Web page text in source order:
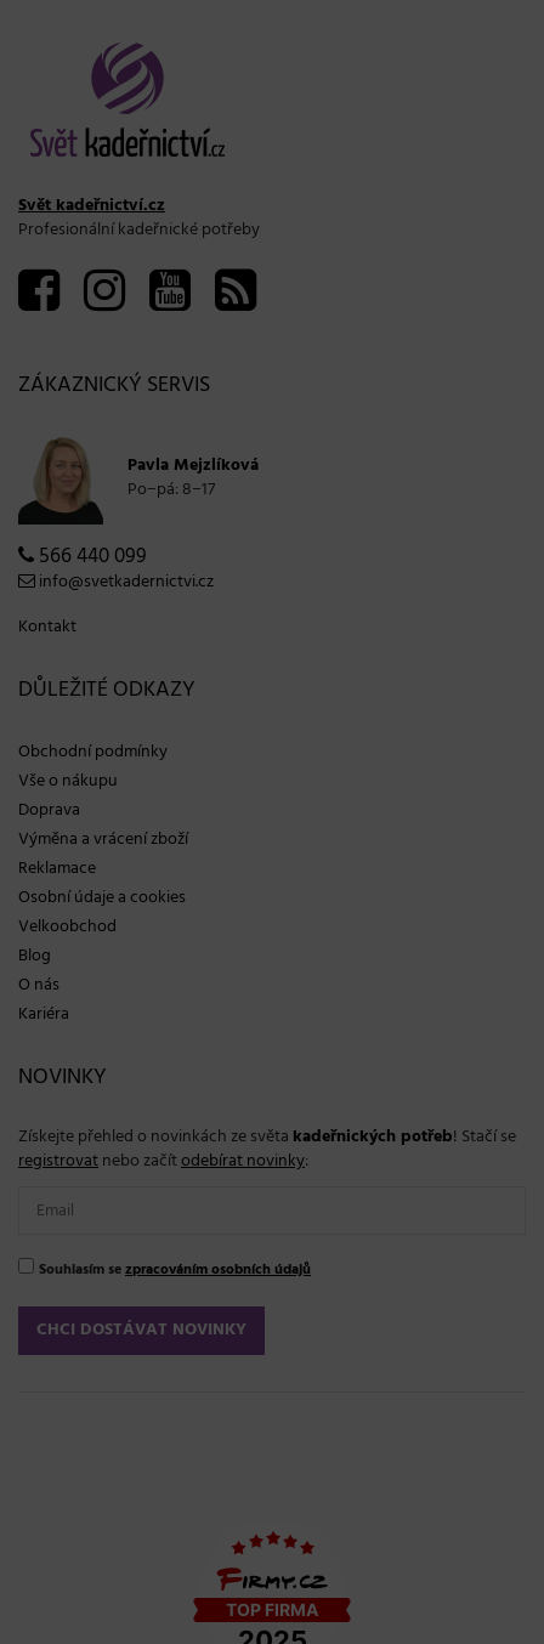
Svět kadeřnictví.cz
Profesionální kadeřnické potřeby
ZÁKAZNICKÝ SERVIS
Pavla Mejzlíková
Po−pá: 8−17
566 440 099
info@svetkadernictvi.cz
Kontakt
DŮLEŽITÉ ODKAZY
Obchodní podmínky
Vše o nákupu
Doprava
Výměna a vrácení zboží
Reklamace
Osobní údaje a cookies
Velkoobchod
Blog
O nás
Kariéra
NOVINKY
Získejte přehled o novinkách ze světa kadeřnických potřeb! Stačí se
registrovatnebo začítodebírat novinky:
Souhlasím sezpracováním osobních údajů